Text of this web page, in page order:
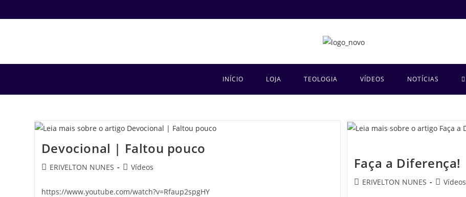
INÍCIO LOJA TEOLOGIA VÍDEOS NOTÍCIAS
Devocional | Faltou pouco
ERIVELTON NUNES Vídeos
https://www.youtube.com/watch?v=Rfaup2spgHY
Faça a Diferença!
ERIVELTON NUNES Vídeos